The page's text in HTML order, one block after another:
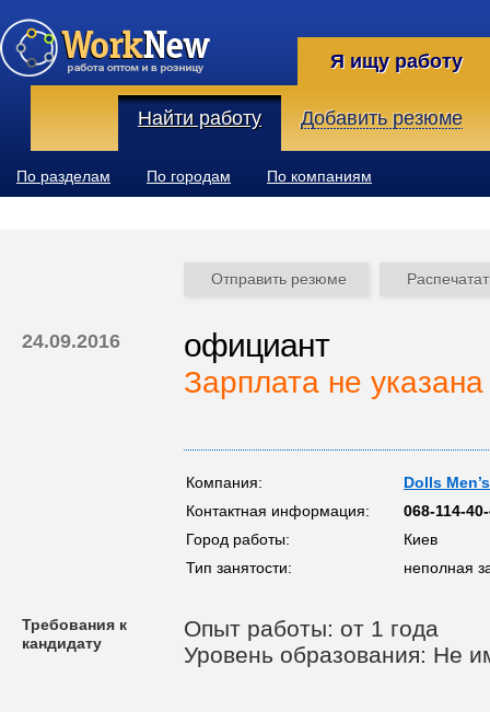
Я ищу работу
Найти работу Добавить резюме
По разделам По городам По компаниям
Отправить резюме
24.09.2016 официант
Зарплата не указана
Компания:
Dolls
Контактная информация:
068-114-
Город работы:
Киев
Тип занятости:
неполная
Требования к
кандидату
Опыт работы: от 1 года
Уровень образования: Не